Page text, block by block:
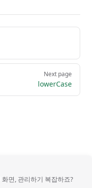
Next page
lowerCase
면, 관리하기 복잡하죠?